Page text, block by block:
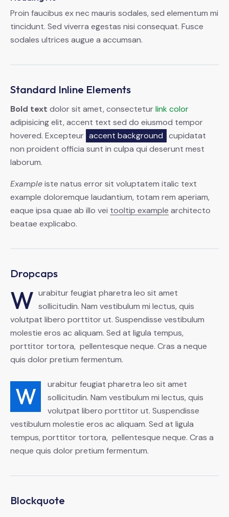
Proin faucibus ex nec mauris sodales, sed elementum mi
tincidunt. Sed viverra egestas nisi consequat. Fusce
sodales ultrices augue a accumsan.
Standard Inline Elements
Bold text dolor sit amet, consecteturlink color
adipisicing elit, accent text sed do eiusmod tempor
hovered. Excepteur accent background cupidatat
non proident officia sunt in culpa qui deserunt mest
laborum.
Exampleiste natus error sit voluptatem italic text
example doloremque laudantium, totam rem aperiam,
eaque ipsa quae ab illo vei tooltip example architecto
beatae explicabo.
Dropcaps
W urabitur feugiat pharetra leo sit amet
sollicitudin. Nam vestibulum mi lectus, quis
volutpat libero porttitor ut. Suspendisse vestibulum
molestie eros ac aliquam. Sed at ligula tempus,
porttitor tortora, pellentesque neque. Cras a neque
quis dolor pretium fermentum.
W
urabitur feugiat pharetra leo sit amet
sollicitudin. Nam vestibulum mi lectus, quis
volutpat libero porttitor ut. Suspendisse
vestibulum molestie eros ac aliquam. Sed at ligula
tempus, porttitor tortora, pellentesque neque. Cras a
neque quis dolor pretium fermentum.
Blockquote